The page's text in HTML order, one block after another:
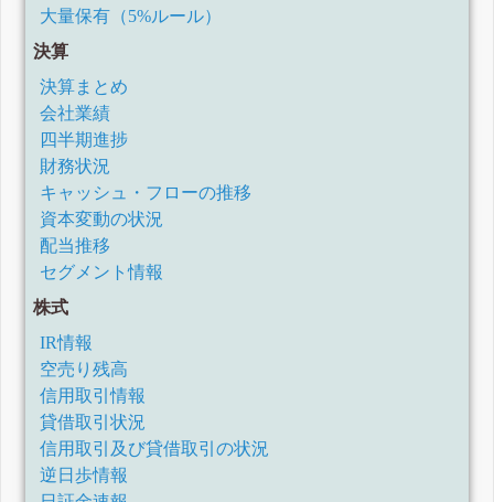
大量保有（5%ルール）
決算
決算まとめ
会社業績
四半期進捗
財務状況
キャッシュ・フローの推移
資本変動の状況
配当推移
セグメント情報
株式
IR情報
空売り残高
信用取引情報
貸借取引状況
信用取引及び貸借取引の状況
逆日歩情報